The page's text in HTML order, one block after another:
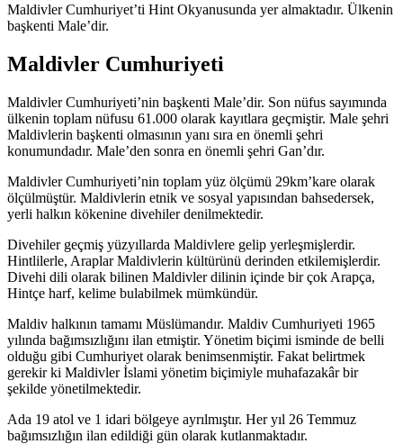
Maldivler Cumhuriyet’ti Hint Okyanusunda yer almaktadır. Ülkenin
başkenti Male’dir.
Maldivler Cumhuriyeti
Maldivler Cumhuriyeti’nin başkenti Male’dir. Son nüfus sayımında
ülkenin toplam nüfusu 61.000 olarak kayıtlara geçmiştir. Male şehri
Maldivlerin başkenti olmasının yanı sıra en önemli şehri
konumundadır. Male’den sonra en önemli şehri Gan’dır.
Maldivler Cumhuriyeti’nin toplam yüz ölçümü 29km’kare olarak
ölçülmüştür. Maldivlerin etnik ve sosyal yapısından bahsedersek,
yerli halkın kökenine divehiler denilmektedir.
Divehiler geçmiş yüzyıllarda Maldivlere gelip yerleşmişlerdir.
Hintlilerle, Araplar Maldivlerin kültürünü derinden etkilemişlerdir.
Divehi dili olarak bilinen Maldivler dilinin içinde bir çok Arapça,
Hintçe harf, kelime bulabilmek mümkündür.
Maldiv halkının tamamı Müslümandır. Maldiv Cumhuriyeti 1965
yılında bağımsızlığını ilan etmiştir. Yönetim biçimi isminde de belli
olduğu gibi Cumhuriyet olarak benimsenmiştir. Fakat belirtmek
gerekir ki Maldivler İslami yönetim biçimiyle muhafazakâr bir
şekilde yönetilmektedir.
Ada 19 atol ve 1 idari bölgeye ayrılmıştır. Her yıl 26 Temmuz
bağımsızlığın ilan edildiği gün olarak kutlanmaktadır.